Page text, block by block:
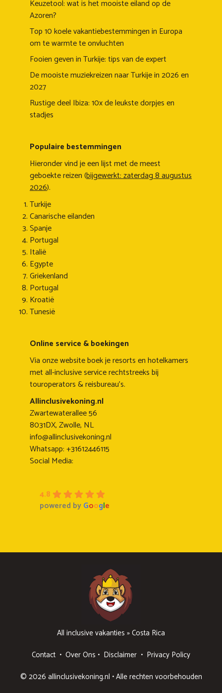
Keuzetool: wat is het mooiste eiland op de
Azoren?
Top 10 koele vakantiebestemmingen in Europa
om te warmte te onvluchten
Fooien geven in Turkije: tips van de expert
De mooiste muziekreizen naar Turkije in 2026 en
2027
Rustige deel Ibiza: 10x de leukste dorpjes en
stadjes
Populaire bestemmingen
Hieronder vind je een lijst met de meest
geboekte reizen (bijgewerkt: zaterdag 8 augustus
2026).
Turkije
Canarische eilanden
Spanje
Portugal
Italië
Egypte
Griekenland
Portugal
Kroatië
Tunesië
Online service & boekingen
Via onze website boek je resorts en hotelkamers
met all-inclusive service rechtstreeks bij
touroperators & reisbureau's.
Allinclusivekoning.nl
Zwartewaterallee 56
8031DX, Zwolle, NL
info@allinclusivekoning.nl
Whatsapp: +31612446115
Social Media:
4.8
powered byGoogle
All inclusive vakanties »Costa Rica
Contact • Over Ons • Disclaimer • Privacy Policy
© 2026 allinclusivekoning.nl • Alle rechten voorbehouden